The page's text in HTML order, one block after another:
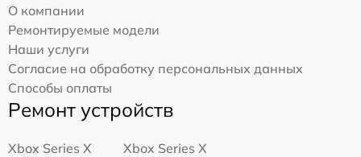
О компании
Ремонтируемые модели
Наши услуги
Согласие на обработку персональных данных
Способы оплаты
Ремонт устройств
Xbox Series X
Xbox Series X